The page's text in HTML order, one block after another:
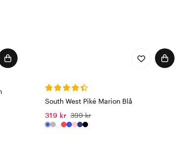
South West Piké Marion Blå
319 kr 399 kr